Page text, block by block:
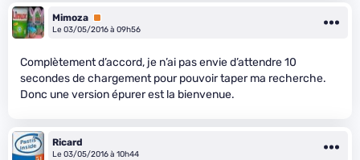
Mimoza Premium
Le 03/05/2016 à 09h56
Complètement d’accord, je n’ai pas envie d’attendre 10
secondes de chargement pour pouvoir taper ma recherche.
Donc une version épurer est la bienvenue.
Ricard
Le 03/05/2016 à 10h44